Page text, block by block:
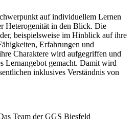
auf individuellem Lernen
Heterogenität in den Blick. Die
beispielsweise im Hinblick auf ihre
Erfahrungen und
Charaktere wird aufgegriffen und
Lernangebot gemacht. Damit wird
inklusives Verständnis von
Team der GGS Biesfeld